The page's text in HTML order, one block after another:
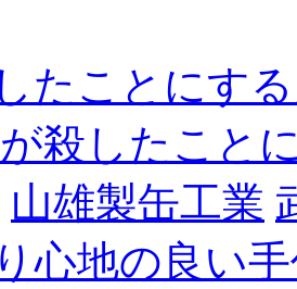
たことにす
殺したこと
山雄製缶工業
心地の良い